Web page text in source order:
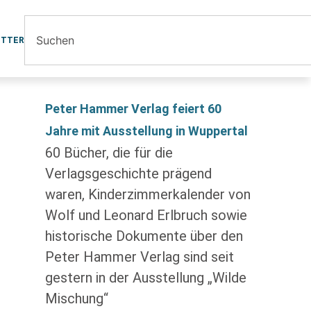
Peter Hammer Verlag feiert 60
Jahre mit Ausstellung in Wuppertal
60 Bücher, die für die
Verlagsgeschichte prägend
waren, Kinderzimmerkalender von
Wolf und Leonard Erlbruch sowie
historische Dokumente über den
Peter Hammer Verlag sind seit
gestern in der Ausstellung „Wilde
Mischung“